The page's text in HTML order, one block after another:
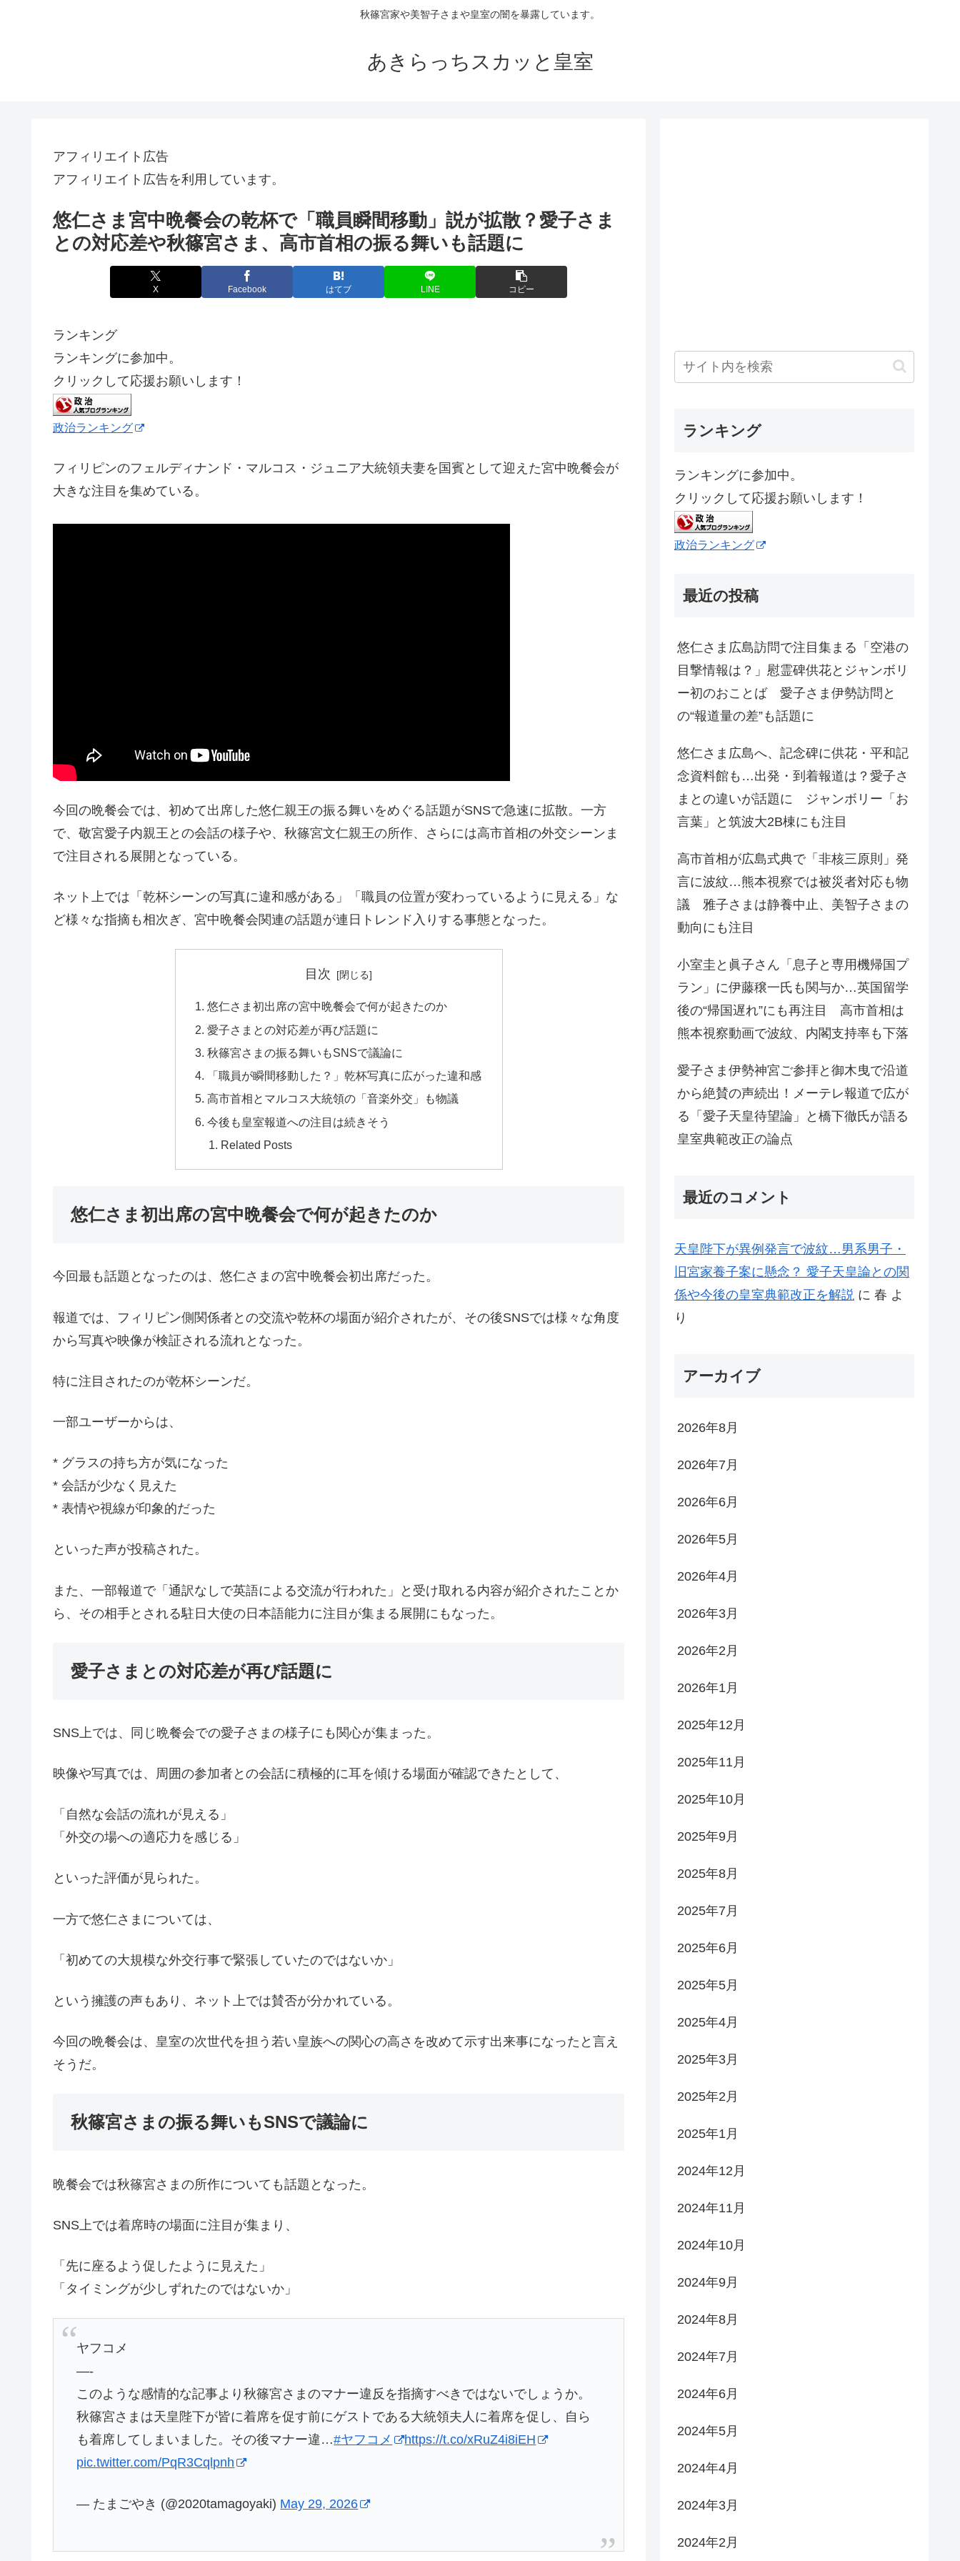
秋篠宮家や美智子さまや皇室の闇を暴露しています。
あきらっちスカッと皇室
アフィリエイト広告
アフィリエイト広告を利用しています。
悠仁さま宮中晩餐会の乾杯で「職員瞬間移動」説が拡散？愛子さま
との対応差や秋篠宮さま、高市首相の振る舞いも話題に
X Facebook はてブ LINE コピー
ランキング
ランキングに参加中。
クリックして応援お願いします！
政治ランキング
フィリピンのフェルディナンド・マルコス・ジュニア大統領夫妻を国賓として迎えた宮中晩餐会が
大きな注目を集めている。
今回の晩餐会では、初めて出席した悠仁親王の振る舞いをめぐる話題がSNSで急速に拡散。一方
で、敬宮愛子内親王との会話の様子や、秋篠宮文仁親王の所作、さらには高市首相の外交シーンま
で注目される展開となっている。
ネット上では「乾杯シーンの写真に違和感がある」「職員の位置が変わっているように見える」な
ど様々な指摘も相次ぎ、宮中晩餐会関連の話題が連日トレンド入りする事態となった。
目次
悠仁さま初出席の宮中晩餐会で何が起きたのか
愛子さまとの対応差が再び話題に
秋篠宮さまの振る舞いもSNSで議論に
「職員が瞬間移動した？」乾杯写真に広がった違和感
高市首相とマルコス大統領の「音楽外交」も物議
今後も皇室報道への注目は続きそう
Related Posts
悠仁さま初出席の宮中晩餐会で何が起きたのか
今回最も話題となったのは、悠仁さまの宮中晩餐会初出席だった。
報道では、フィリピン側関係者との交流や乾杯の場面が紹介されたが、その後SNSでは様々な角度
から写真や映像が検証される流れとなった。
特に注目されたのが乾杯シーンだ。
一部ユーザーからは、
* グラスの持ち方が気になった
* 会話が少なく見えた
* 表情や視線が印象的だった
といった声が投稿された。
また、一部報道で「通訳なしで英語による交流が行われた」と受け取れる内容が紹介されたことか
ら、その相手とされる駐日大使の日本語能力に注目が集まる展開にもなった。
愛子さまとの対応差が再び話題に
SNS上では、同じ晩餐会での愛子さまの様子にも関心が集まった。
映像や写真では、周囲の参加者との会話に積極的に耳を傾ける場面が確認できたとして、
「自然な会話の流れが見える」
「外交の場への適応力を感じる」
といった評価が見られた。
一方で悠仁さまについては、
「初めての大規模な外交行事で緊張していたのではないか」
という擁護の声もあり、ネット上では賛否が分かれている。
今回の晩餐会は、皇室の次世代を担う若い皇族への関心の高さを改めて示す出来事になったと言え
そうだ。
秋篠宮さまの振る舞いもSNSで議論に
晩餐会では秋篠宮さまの所作についても話題となった。
SNS上では着席時の場面に注目が集まり、
「先に座るよう促したように見えた」
「タイミングが少しずれたのではないか」
ヤフコメ
—-
このような感情的な記事より秋篠宮さまのマナー違反を指摘すべきではないでしょうか。
秋篠宮さまは天皇陛下が皆に着席を促す前にゲストである大統領夫人に着席を促し、自ら
も着席してしまいました。その後マナー違…#ヤフコメ
https://t.co/xRuZ4i8iEH
pic.twitter.com/PqR3Cqlpnh
— たまごやき (@2020tamagoyaki) May 29, 2026
ランキング
ランキングに参加中。
クリックして応援お願いします！
政治ランキング
最近の投稿
悠仁さま広島訪問で注目集まる「空港の
目撃情報は？」慰霊碑供花とジャンボリ
ー初のおことば 愛子さま伊勢訪問と
の“報道量の差”も話題に
悠仁さま広島へ、記念碑に供花・平和記
念資料館も…出発・到着報道は？愛子さ
まとの違いが話題に ジャンボリー「お
言葉」と筑波大2B棟にも注目
高市首相が広島式典で「非核三原則」発
言に波紋…熊本視察では被災者対応も物
議 雅子さまは静養中止、美智子さまの
動向にも注目
小室圭と眞子さん「息子と専用機帰国プ
ラン」に伊藤穣一氏も関与か…英国留学
後の“帰国遅れ”にも再注目 高市首相は
熊本視察動画で波紋、内閣支持率も下落
愛子さま伊勢神宮ご参拝と御木曳で沿道
から絶賛の声続出！メーテレ報道で広が
る「愛子天皇待望論」と橋下徹氏が語る
皇室典範改正の論点
最近のコメント
天皇陛下が異例発言で波紋…男系男子・
旧宮家養子案に懸念？ 愛子天皇論との関
係や今後の皇室典範改正を解説 に 春 よ
り
アーカイブ
2026年8月
2026年7月
2026年6月
2026年5月
2026年4月
2026年3月
2026年2月
2026年1月
2025年12月
2025年11月
2025年10月
2025年9月
2025年8月
2025年7月
2025年6月
2025年5月
2025年4月
2025年3月
2025年2月
2025年1月
2024年12月
2024年11月
2024年10月
2024年9月
2024年8月
2024年7月
2024年6月
2024年5月
2024年4月
2024年3月
2024年2月